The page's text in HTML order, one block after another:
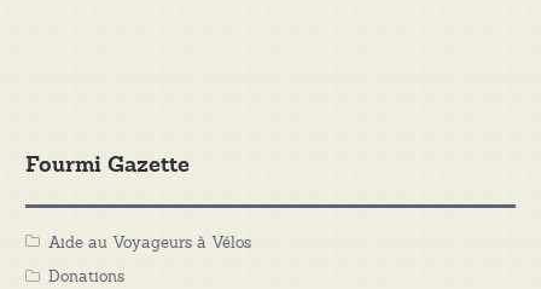
Fourmi Gazette
Aide au Voyageurs à Vélos
Donations